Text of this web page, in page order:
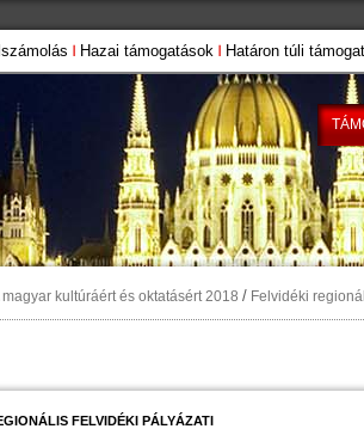
Hazai támogatások Határon túli
magyar kultúráért és oktatásért 2018 / Felvidéki
FELVIDÉKI PÁLYÁZATI